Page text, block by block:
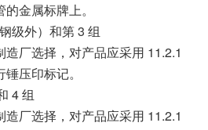
金属标牌上。
级外）和第 3 组
厂选择，对产品应采用 11.2.1
压印标记。
4 组
厂选择，对产品应采用 11.2.1